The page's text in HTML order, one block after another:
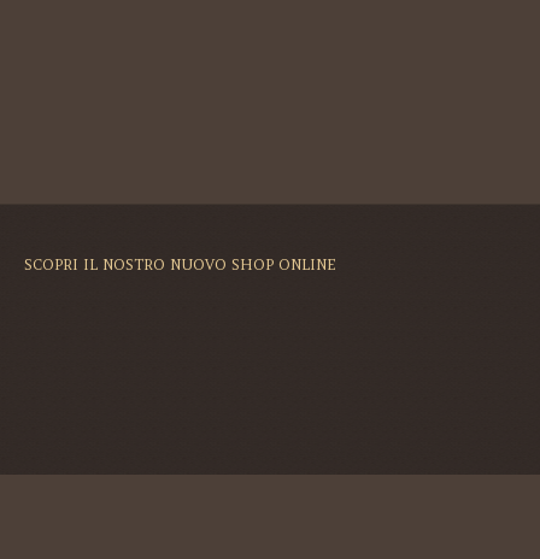
SCOPRI IL NOSTRO NUOVO SHOP ONLINE